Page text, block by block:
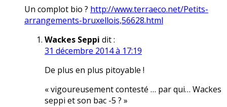
Un complot bio ? http://www.terraeco.net/Petits-
arrangements-bruxellois,56628.html
Wackes Seppi dit :
31 décembre 2014 à 17:19
De plus en plus pitoyable !
« vigoureusement contesté … par qui… Wackes
seppi et son bac -5 ? »